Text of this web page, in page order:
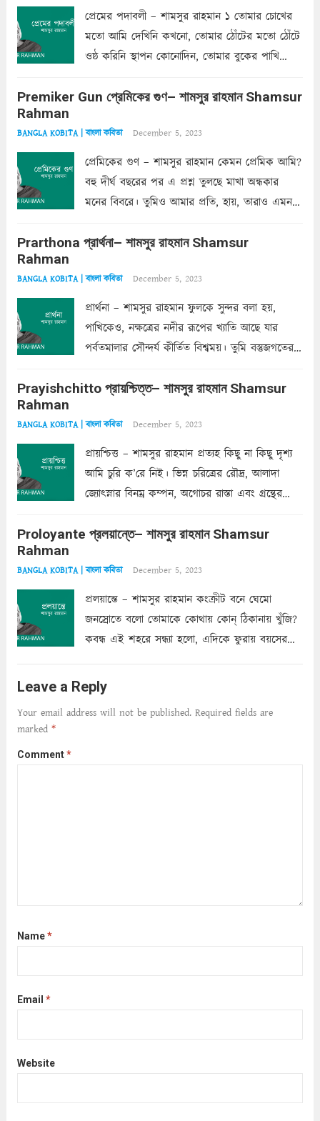
প্রেমের পদাবলী – শামসুর রাহমান ১ তোমার চোখের
মতো আমি দেখিনি কখনো, তোমার ঠোঁটের মতো ঠোঁটে
ওষ্ঠ করিনি স্থাপন কোনোদিন, তোমার বুকের পাখি
কোথাও কি এরকম ছায়া দেয় ক্লান্তির প্রহরে? মুছে
Premiker Gun প্রেমিকের গুণ– শামসুর রাহমান Shamsur
Rahman
BANGLA KOBITA | বাংলা কবিতা December 5, 2023
প্রেমিকের গুণ – শামসুর রাহমান কেমন প্রেমিক আমি?
বহু দীর্ঘ বছরের পর এ প্রশ্ন তুলছে মাখা অন্ধকার
মনের বিবরে। তুমিও আমার প্রতি, হায়, তারাও এমন
একান্ত জরুরি- নইলে একটি দেয়াল নিমেষেই ভীষণ
Prarthona প্রার্থনা– শামসুর রাহমান Shamsur
Rahman
BANGLA KOBITA | বাংলা কবিতা December 5, 2023
প্রার্থনা – শামসুর রাহমান ফুলকে সুন্দর বলা হয়,
পাখিকেও, নক্ষত্রের নদীর রূপের খ্যাতি আছে যার
পর্বতমালার সৌন্দর্য কীর্তিত বিশ্বময়। তুমি বস্তুজগতের
তার সুষমায় পার্থক্য অনেক। তোমাকে সুন্দরী বলা চলে,
Prayishchitto প্রায়শ্চিত্ত– শামসুর রাহমান Shamsur
Rahman
BANGLA KOBITA | বাংলা কবিতা December 5, 2023
প্রায়শ্চিত্ত – শামসুর রাহমান প্রত্যহ কিছু না কিছু দৃশ্য
আমি চুরি ক’রে নিই। ভিন্ন চরিত্রের রৌদ্র, আলাদা
জ্যোৎস্নার বিনম্র কম্পন, অগোচর রাস্তা এবং গ্রন্থের
ছায়াচ্ছন্ন মোহন মিথুন মূর্তি, লোপামুদ্রা ভীষণ বিব্রত
Proloyante প্রলয়ান্তে– শামসুর রাহমান Shamsur
Rahman
BANGLA KOBITA | বাংলা কবিতা December 5, 2023
প্রলয়ান্তে – শামসুর রাহমান কংক্রীট বনে ঘেমো
জনস্রোতে বলো তোমাকে কোথায় কোন্‌ ঠিকানায় খুঁজি?
কবন্ধ এই শহরে সন্ধ্যা হলো, এদিকে ফুরায় বয়সের
আমার শরীরে সখ্য গড়ে, তোমার গহন ঊর্মিল যৌবন
আনে আশ্বন...
Leave a Reply
Your email address will not be published. Required fields are
marked *
Comment*
Name*
Email *
Website